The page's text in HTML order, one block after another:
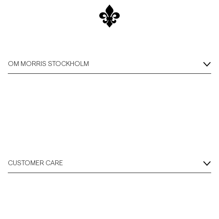
OM MORRIS STOCKHOLM
CUSTOMER CARE